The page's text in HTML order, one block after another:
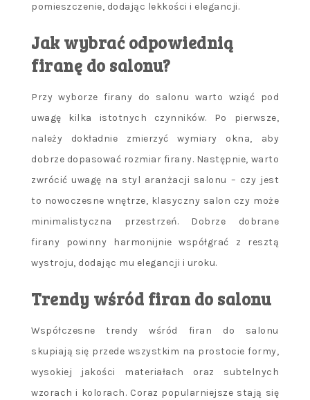
pomieszczenie, dodając lekkości i elegancji.
Jak wybrać odpowiednią
firanę do salonu?
Przy wyborze firany do salonu warto wziąć pod
uwagę kilka istotnych czynników. Po pierwsze,
należy dokładnie zmierzyć wymiary okna, aby
dobrze dopasować rozmiar firany. Następnie, warto
zwrócić uwagę na styl aranżacji salonu – czy jest
to nowoczesne wnętrze, klasyczny salon czy może
minimalistyczna przestrzeń. Dobrze dobrane
firany powinny harmonijnie współgrać z resztą
wystroju, dodając mu elegancji i uroku.
Trendy wśród firan do salonu
Współczesne trendy wśród firan do salonu
skupiają się przede wszystkim na prostocie formy,
wysokiej jakości materiałach oraz subtelnych
wzorach i kolorach. Coraz popularniejsze stają się